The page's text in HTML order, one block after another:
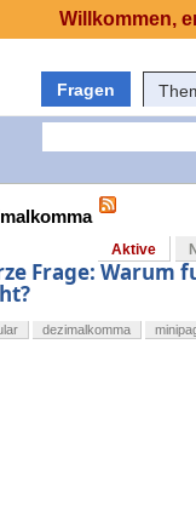
Fragen
Aktive
Frage:
dezimalkomma
Willkommen,